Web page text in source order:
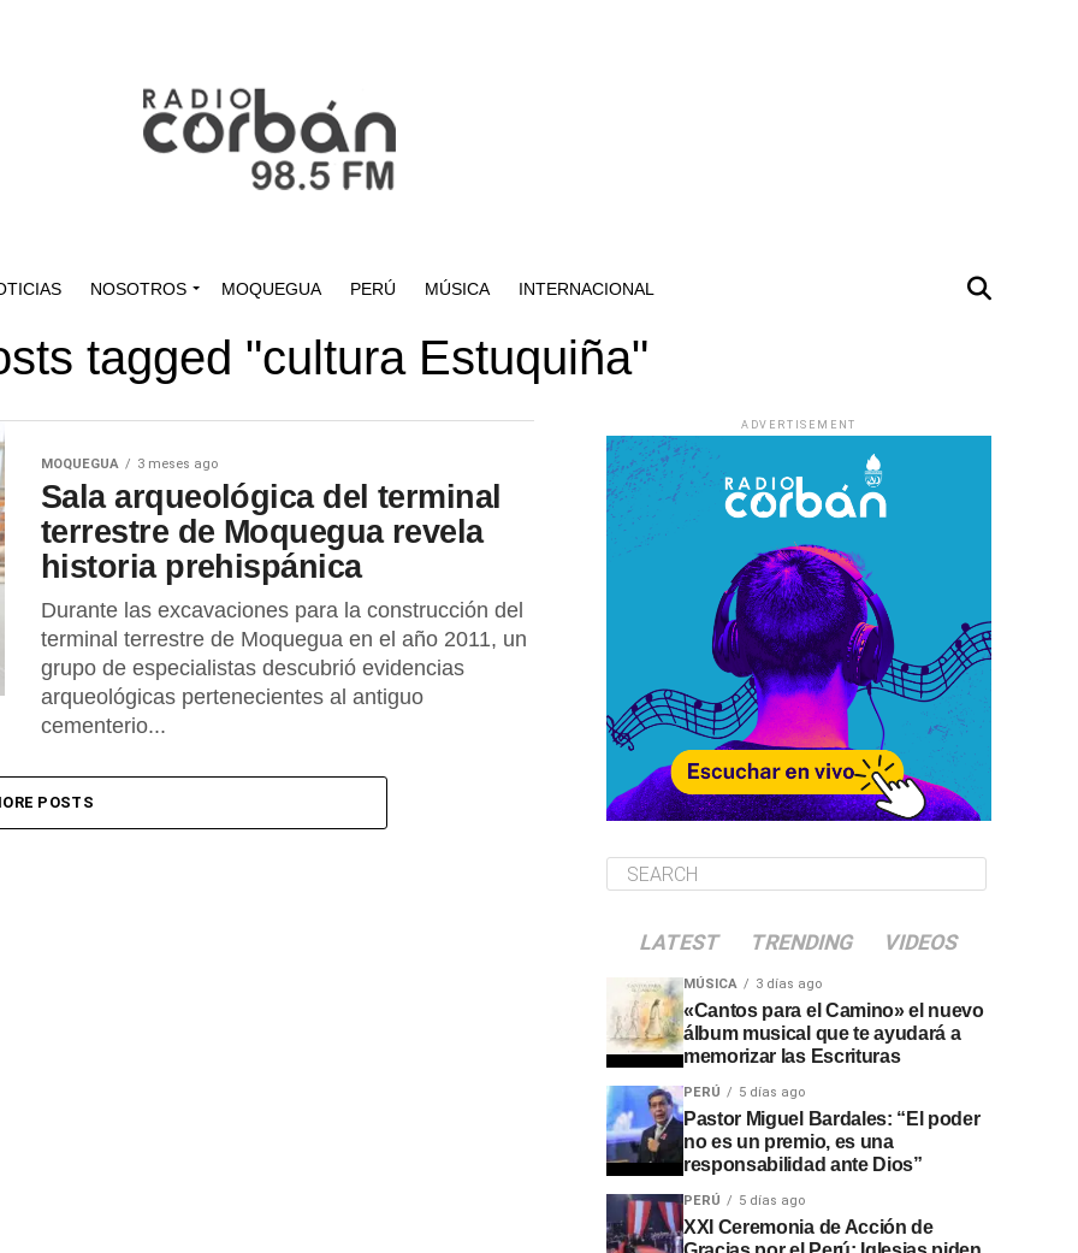
NOSOTROS MOQUEGUA PERÚ MÚSICA INTERNACIONAL
tagged "cultura Estuquiña"
MOQUEGUA 3 meses ago
Sala arqueológica del terminal
terrestre de Moquegua revela
historia prehispánica
Durante las excavaciones para la construcción del
terminal terrestre de Moquegua en el año 2011, un
grupo de especialistas descubrió evidencias
arqueológicas pertenecientes al antiguo
cementerio...
POSTS
ADVERTISEMENT
LATEST TRENDING VIDEOS
MÚSICA 3 días ago
«Cantos para el Camino» el nuevo
álbum musical que te ayudará a
memorizar las Escrituras
PERÚ 5 días ago
Pastor Miguel Bardales: “El poder
no es un premio, es una
responsabilidad ante Dios”
PERÚ 5 días ago
XXI Ceremonia de Acción de